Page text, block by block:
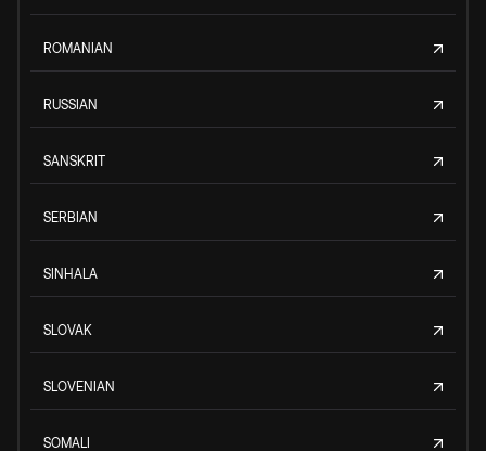
ROMANIAN
RUSSIAN
SANSKRIT
SERBIAN
SINHALA
SLOVAK
SLOVENIAN
SOMALI